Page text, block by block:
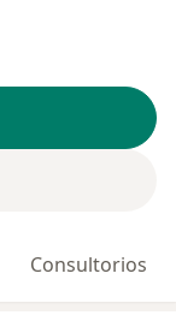
Consultorios